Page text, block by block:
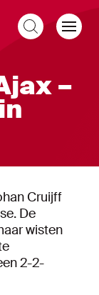
–
Cruijff
De
wisten
2-2-